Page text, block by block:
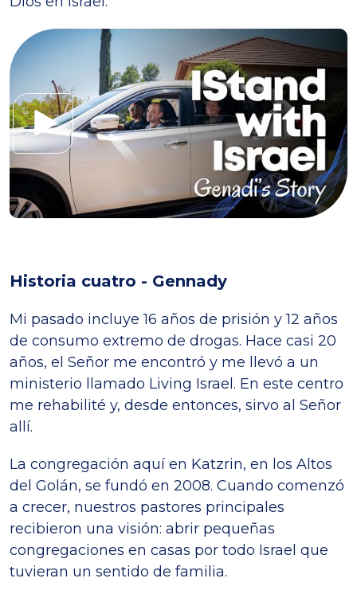
Historia cuatro - Gennady
Mi pasado incluye 16 años de prisión y 12 años
de consumo extremo de drogas. Hace casi 20
años, el Señor me encontró y me llevó a un
ministerio llamado Living Israel. En este centro
me rehabilité y, desde entonces, sirvo al Señor
allí.
La congregación aquí en Katzrin, en los Altos
del Golán, se fundó en 2008. Cuando comenzó
a crecer, nuestros pastores principales
recibieron una visión: abrir pequeñas
congregaciones en casas por todo Israel que
tuvieran un sentido de familia.